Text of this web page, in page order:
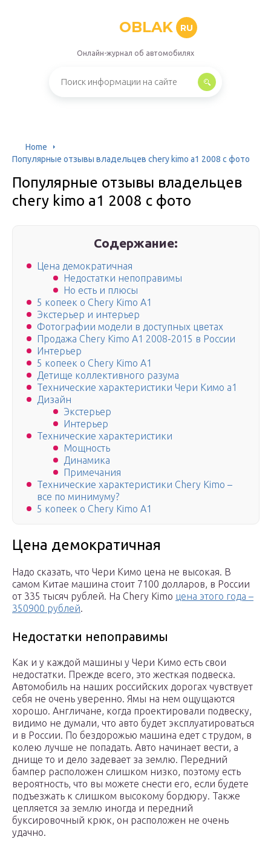
OBLAK RU
Онлайн-журнал об автомобилях
Home
Популярные отзывы владельцев chery kimo a1 2008 с фото
Популярные отзывы владельцев
chery kimo a1 2008 с фото
Содержание:
Цена демократичная
Недостатки непоправимы
Но есть и плюсы
5 копеек о Chery Kimo A1
Экстерьер и интерьер
Фотографии модели в доступных цветах
Продажа Chery Kimo A1 2008-2015 в России
Интерьер
5 копеек о Chery Kimo A1
Детище коллективного разума
Технические характеристики Чери Кимо а1
Дизайн
Экстерьер
Интерьер
Технические характеристики
Мощность
Динамика
Примечания
Технические характеристики Chery Kimo –
все по минимуму?
5 копеек о Chery Kimo A1
Цена демократичная
Надо сказать, что Чери Кимо цена не высокая. В
самом Китае машина стоит 7100 долларов, в России
от 335 тысяч рублей. На Chery Kimo цена этого года –
350900 рублей.
Недостатки непоправимы
Как и у каждой машины у Чери Кимо есть свои
недостатки. Прежде всего, это жесткая подвеска.
Автомобиль на наших российских дорогах чувствует
себя не очень уверенно. Ямы на нем ощущаются
хорошо. Англичане, когда проектировали подвеску,
видимо не думали, что авто будет эксплуатироваться
и в России. По бездорожью машина едет с трудом, в
колею лучше не попадать. Авто начинает вести, а
днище то и дело задевает за землю. Передний
бампер расположен слишком низко, поэтому есть
вероятность, что вы можете снести его, если будете
подъезжать к слишком высокому бордюру. Также
цепляется за землю иногда и передний
буксировочный крюк, он расположен не очень
удачно.